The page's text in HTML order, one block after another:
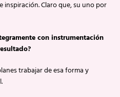
Claro que, su uno por
con instrumentación
trabajar de esa forma y